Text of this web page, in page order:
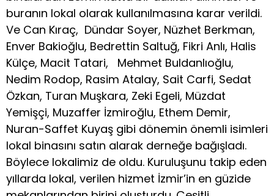
buranın lokal olarak kullanılmasına karar verildi.
Ve Can Kıraç, Dündar Soyer, Nüzhet Berkman,
Enver Bakioğlu, Bedrettin Saltuğ, Fikri Anlı, Halis
Külçe, Macit Tatari, Mehmet Buldanlıoğlu,
Nedim Rodop, Rasim Atalay, Sait Carfi, Sedat
Özkan, Turan Muşkara, Zeki Egeli, Müzdat
Yemişçi, Muzaffer İzmiroğlu, Ethem Demir,
Nuran-Saffet Kuyaş gibi dönemin önemli isimleri
lokal binasını satın alarak derneğe bağışladı.
Böylece lokalimiz de oldu. Kuruluşunu takip eden
yıllarda lokal, verilen hizmet İzmir’in en güzide